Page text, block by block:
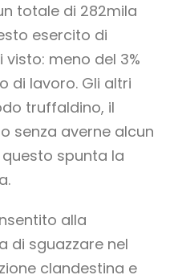
totale di 282mila
esercito di
meno del 3%
di lavoro. Gli altri
truffaldino, il
senza averne alcun
spunta la
alla
di sguazzare nel
clandestina e